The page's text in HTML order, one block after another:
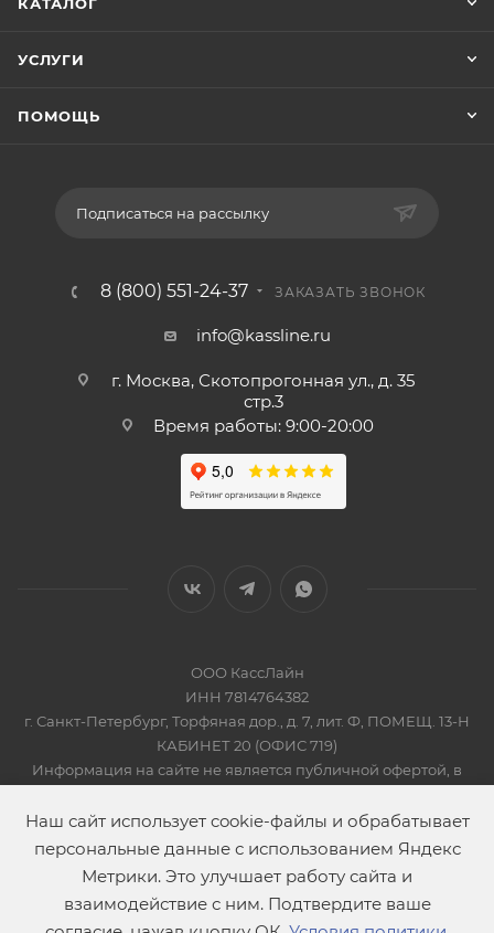
УСЛУГИ
ПОМОЩЬ
Подписаться на рассылку
8 (800) 551-24-37 ЗАКАЗАТЬ ЗВОНОК
info@kassline.ru
г. Москва, Скотопрогонная ул., д. 35
стр.3
Время работы: 9:00-20:00
ООО КассЛайн
ИНН 7814764382
г. Санкт-Петербург, Торфяная дор., д. 7, лит. Ф, ПОМЕЩ. 13-Н
КАБИНЕТ 20 (ОФИС 719)
Информация на сайте не является публичной офертой, в
2019-2026 © КАССЛАЙН
Наш сайт использует cookie-файлы и обрабатывает
персональные данные с использованием Яндекс
Метрики. Это улучшает работу сайта и
взаимодействие с ним. Подтвердите ваше